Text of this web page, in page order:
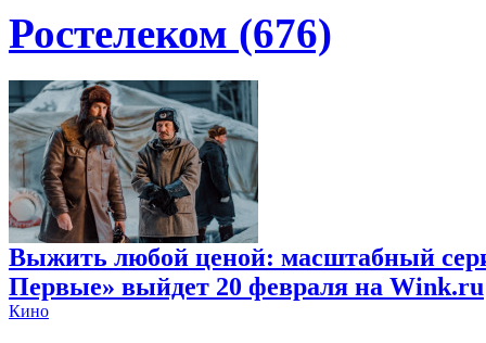
Ростелеком (676)
Выжить любой ценой: масштабный
Первые» выйдет 20 февраля на Wink.ru
Кино